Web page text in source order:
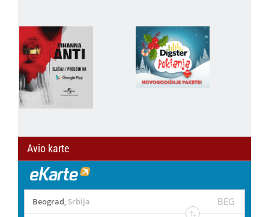
Avio karte
Beograd, Srbija BEG